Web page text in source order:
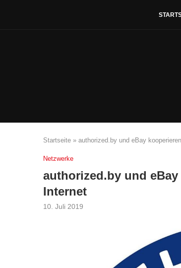
Startseite » authorized.by und eBay
Netzwerke
authorized.by und
Internet
10. Juli 2019